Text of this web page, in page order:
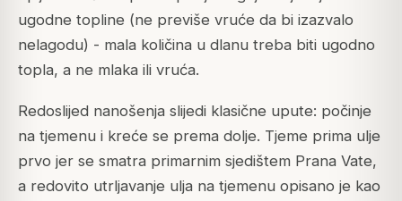
ugodne topline (ne previše vruće da bi izazvalo
nelagodu) - mala količina u dlanu treba biti ugodno
topla, a ne mlaka ili vruća.
Redoslijed nanošenja slijedi klasične upute: počinje
na tjemenu i kreće se prema dolje. Tjeme prima ulje
prvo jer se smatra primarnim sjedištem Prana Vate,
a redovito utrljavanje ulja na tjemenu opisano je kao